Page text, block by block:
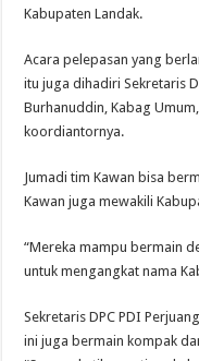
Kabupaten Landak.
Acara pelepasan yang
itu juga dihadiri Sekretaris
Burhanuddin, Kabag
koordiantornya.
Jumadi tim Kawan bisa
Kawan juga mewakili
“Mereka mampu bermain
untuk mengangkat nama
Sekretaris DPC PDI
ini juga bermain kompak